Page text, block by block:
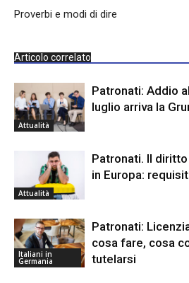
Proverbi e modi di dire
Articolo correlato
Attualità
Patronati: Addio
luglio arriva la
Attualità
Patronati. Il
in Europa:
Italiani in
Germania
Patronati:
cosa fare, cosa
tutelarsi